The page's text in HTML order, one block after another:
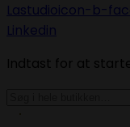
Lastudioicon-b-
Linkedin
Indtast for at